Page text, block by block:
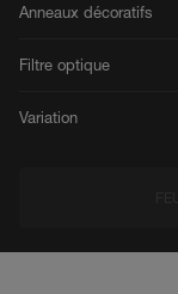
Anneaux décoratifs
Filtre optique
Variation